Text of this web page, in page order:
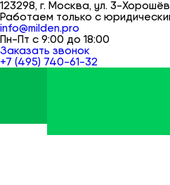
123298, г. Москва, ул. 3-
Работаем только с
info@milden.pro
Пн-Пт с 9:00 до 18:00
Заказать звонок
+7 (495) 740-61-32
Строительные